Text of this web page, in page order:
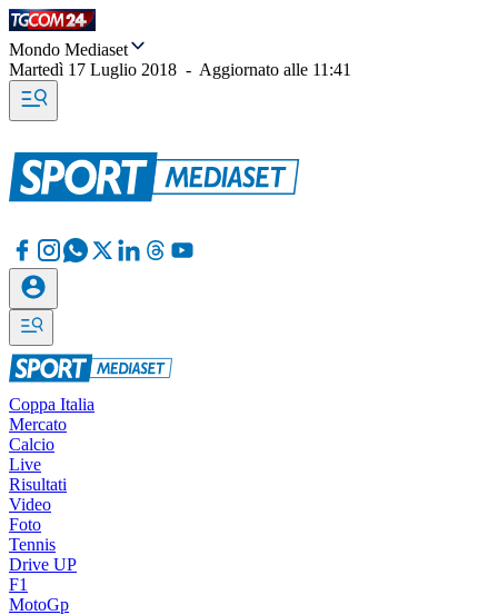
Mondo Mediaset
Martedì 17 Luglio 2018 - Aggiornato alle 11:41
Coppa Italia
Mercato
Calcio
Live
Risultati
Video
Foto
Tennis
Drive UP
F1
MotoGp